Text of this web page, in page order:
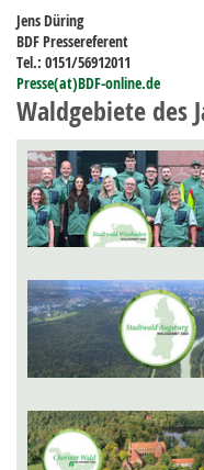
Jens Düring
BDF Pressereferent
Tel.: 0151/56912011
Presse(at)BDF-online.de
Waldgebiete des